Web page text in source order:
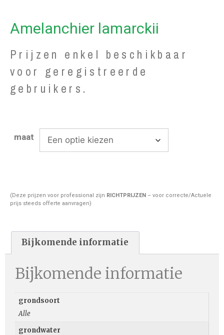
Amelanchier lamarckii
Prijzen enkel beschikbaar
voor geregistreerde
gebruikers.
maat
(Deze prijzen voor professional zijn RICHTPRIJZEN – voor correcte/Actuele
prijs steeds offerte aanvragen)
Bijkomende informatie
Bijkomende informatie
grondsoort
Alle
grondwater